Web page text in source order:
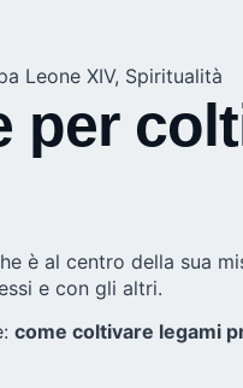
Leone XIV, Spiritualità
per
al centro della sua
e con gli altri.
come coltivare legami